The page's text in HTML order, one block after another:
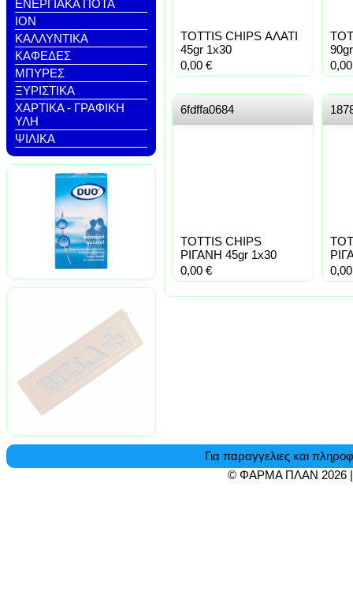
ΕΝΕΡΓΙΑΚΑ ΠΟΤΑ
ΙΟΝ
ΚΑΛΛΥΝΤΙΚΑ
ΚΑΦΕΔΕΣ
ΜΠΥΡΕΣ
ΞΥΡΙΣΤΙΚΑ
ΧΑΡΤΙΚΑ - ΓΡΑΦΙΚΗ
ΥΛΗ
ΨΙΛΙΚΑ
TOTTIS CHIPS ΑΛΑΤΙ
45gr 1x30
0,00 €
6fdffa0684
TOTTIS CHIPS
ΡΙΓΑΝΗ 45gr 1x30
0,00 €
Για παραγγελιες και
© ΦΑΡΜΑ ΠΛΑΝ 2026